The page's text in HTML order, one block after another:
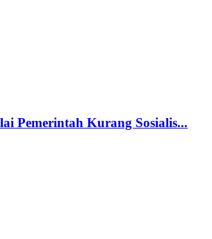
Pemerintah Kurang Sosialis...